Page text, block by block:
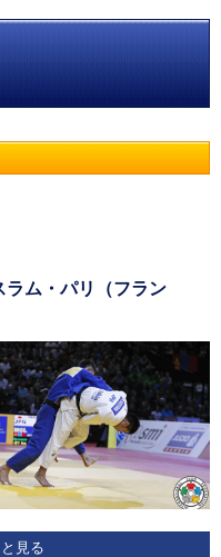
ム・パリ（フラン
見る